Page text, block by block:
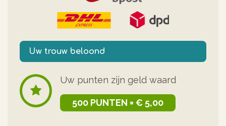
Uw trouw beloond
Uw punten zijn geld waard
500 PUNTEN = € 5,00